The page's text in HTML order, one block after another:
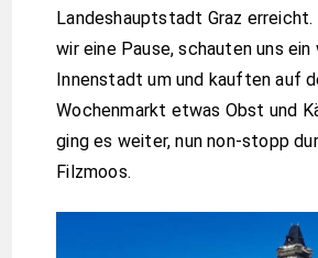
Landeshauptstadt Graz
wir eine Pause, schauten uns ein
Innenstadt um und kauften auf
Wochenmarkt etwas Obst und
ging es weiter, nun non-stopp
Filzmoos.